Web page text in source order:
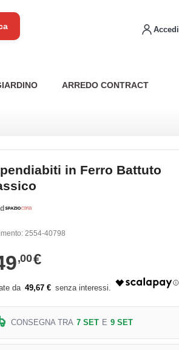
Accedi
ARREDO CONTRACT
in Ferro Battuto
2554-40798
,00€
49,67 €
CONSEGNA TRA 7 SET E 9 SET